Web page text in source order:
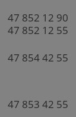
47 852 12 90
47 852 12 55
47 854 42 55
47 853 42 55